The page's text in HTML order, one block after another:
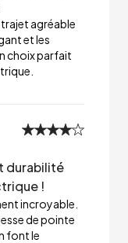
agréable
et les
choix parfait
durabilité
!
incroyable.
de pointe
font le